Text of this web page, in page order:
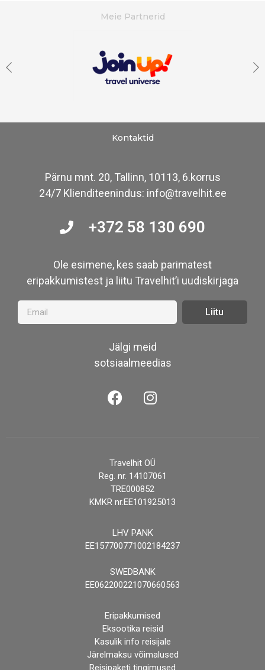
Meie Partnerid
Kontaktid
Pärnu mnt. 20, Tallinn, 10113, 6.korrus
24/7 Klienditeenindus: info@travelhit.ee
+372 58 130 690
Ole esimene, kes saab parimatest
eripakkumistest ja liitu Travelhit’i uudiskirjaga
Liitu
Jälgi meid
sotsiaalmeedias
Travelhit OÜ
Reg. nr. 14107061
TRE000852
KMKR nr.EE101925013
LHV PANK
EE157700771002184237
SWEDBANK
EE062200221070660563
Eripakkumised
Eksootika reisid
Kasulik info reisijale
Järelmaksu võimalused
Reisipaketi tingimused